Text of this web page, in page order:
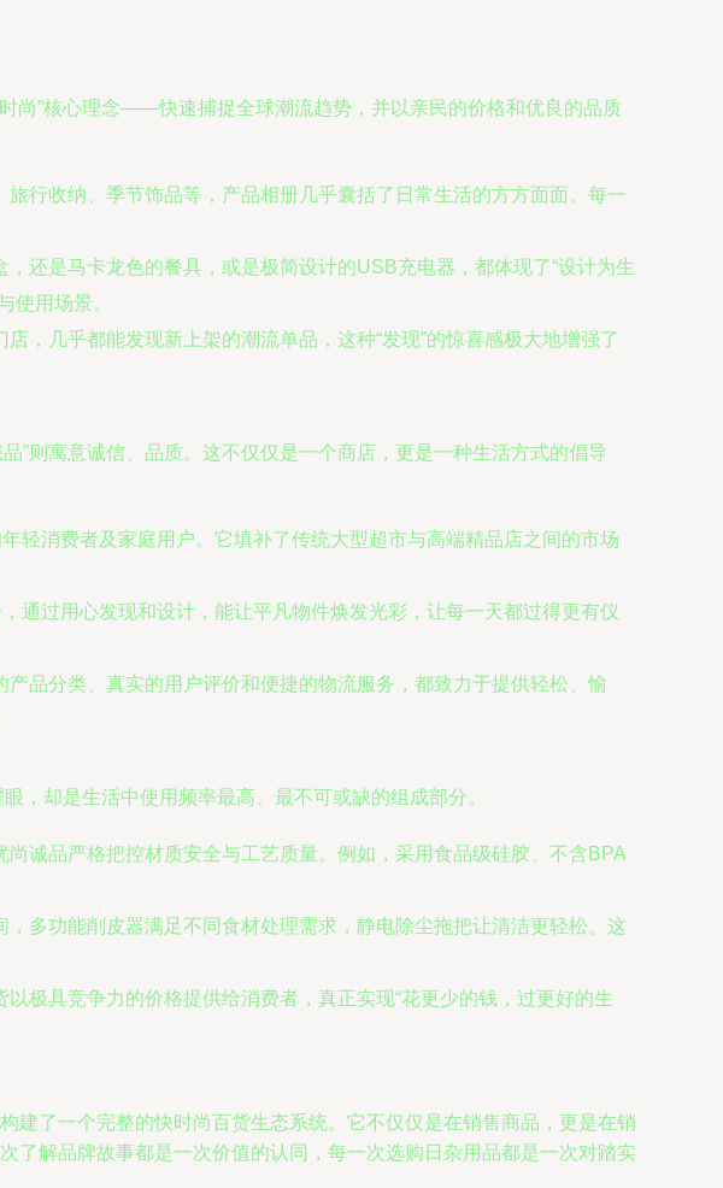
尚”核心理念——快速捕捉全球潮流趋势，并以亲民的价格和优良的品质
行收纳、季节饰品等，产品相册几乎囊括了日常生活的方方面面。每一
还是马卡龙色的餐具，或是极简设计的USB充电器，都体现了“设计为生
使用场景。
，几乎都能发现新上架的潮流单品，这种“发现”的惊喜感极大地增强了
”则寓意诚信、品质。这不仅仅是一个商店，更是一种生活方式的倡导
轻消费者及家庭用户。它填补了传统大型超市与高端精品店之间的市场
通过用心发现和设计，能让平凡物件焕发光彩，让每一天都过得更有仪
品分类、真实的用户评价和便捷的物流服务，都致力于提供轻松、愉
，却是生活中使用频率最高、最不可或缺的组成部分。
诚品严格把控材质安全与工艺质量。例如，采用食品级硅胶、不含BPA
多功能削皮器满足不同食材处理需求，静电除尘拖把让清洁更轻松。这
极具竞争力的价格提供给消费者，真正实现“花更少的钱，过更好的生
构建了一个完整的快时尚百货生态系统。它不仅仅是在销售商品，更是在销
了解品牌故事都是一次价值的认同，每一次选购日杂用品都是一次对踏实